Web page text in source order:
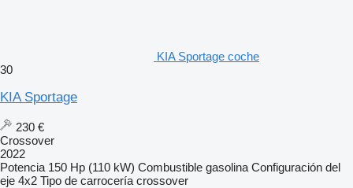
KIA Sportage coche
30
KIA Sportage
230 €
Crossover
2022
Potencia 150 Hp (110 kW) Combustible gasolina Configuración del
eje 4x2 Tipo de carrocería crossover